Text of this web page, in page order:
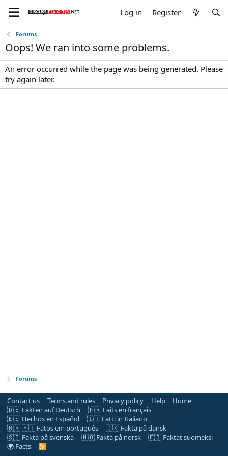
Log in Register
Forums
Oops! We ran into some problems.
An error occurred while the page was being generated. Please
try again later.
Forums
Contact us Terms and rules Privacy policy Help
Home
🇩🇪 Fakten auf Deutsch
🇫🇷 Faits en français
🇪🇸 Hechos en Español
🇮🇹 Fatti in Italiano
🇧🇷 🇵🇹 Fatos em português
🇩🇰 Fakta på dansk
🇸🇪 Fakta på svenska
🇳🇴 Fakta på norsk
🇫🇮 Faktat suomeksi
🌍 Facts
R